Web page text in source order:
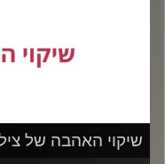
שיקוי האהבה של